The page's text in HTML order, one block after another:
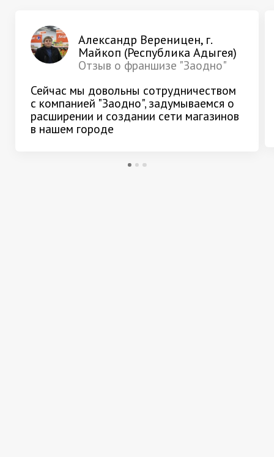
Александр Вереницен, г.
Майкоп (Республика Адыгея)
Отзыв о франшизе "Заодно"
Сейчас мы довольны сотрудничеством
с компанией "Заодно", задумываемся о
расширении и создании сети магазинов
в нашем городе